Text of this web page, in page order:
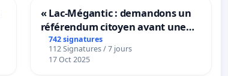
« Lac-Mégantic : demandons un
référendum citoyen avant une
transformation irréversible de
notre territoire »
742 signatures
112 Signatures / 7 jours
17 Oct 2025